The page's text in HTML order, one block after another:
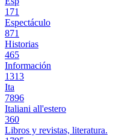
171
Espectáculo
871
Historias
465
Información
1313
Ita
7896
Italiani all'estero
360
Libros y revistas, literatura.